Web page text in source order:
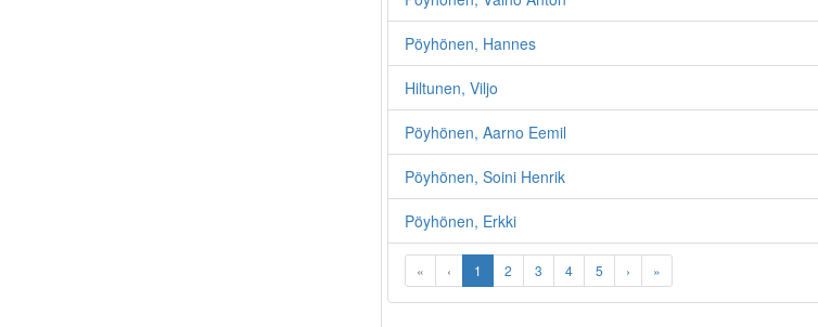
Pöyhönen, Hannes
Hiltunen, Viljo
Pöyhönen, Aarno Eemil
Pöyhönen, Soini Henrik
Pöyhönen, Erkki
« ‹ 1 2 3 4 5 › »